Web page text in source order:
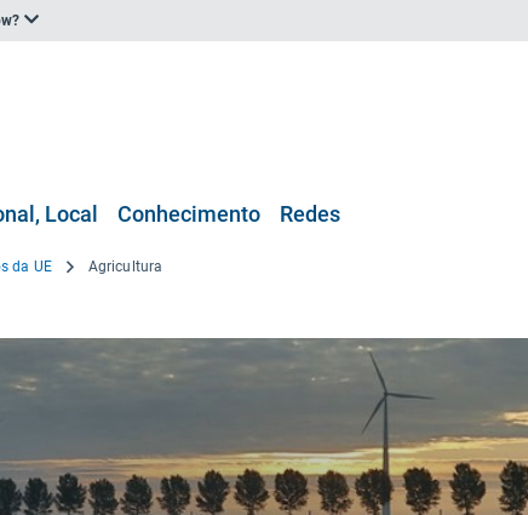
Local Conhecimento Redes
da UE Agricultura